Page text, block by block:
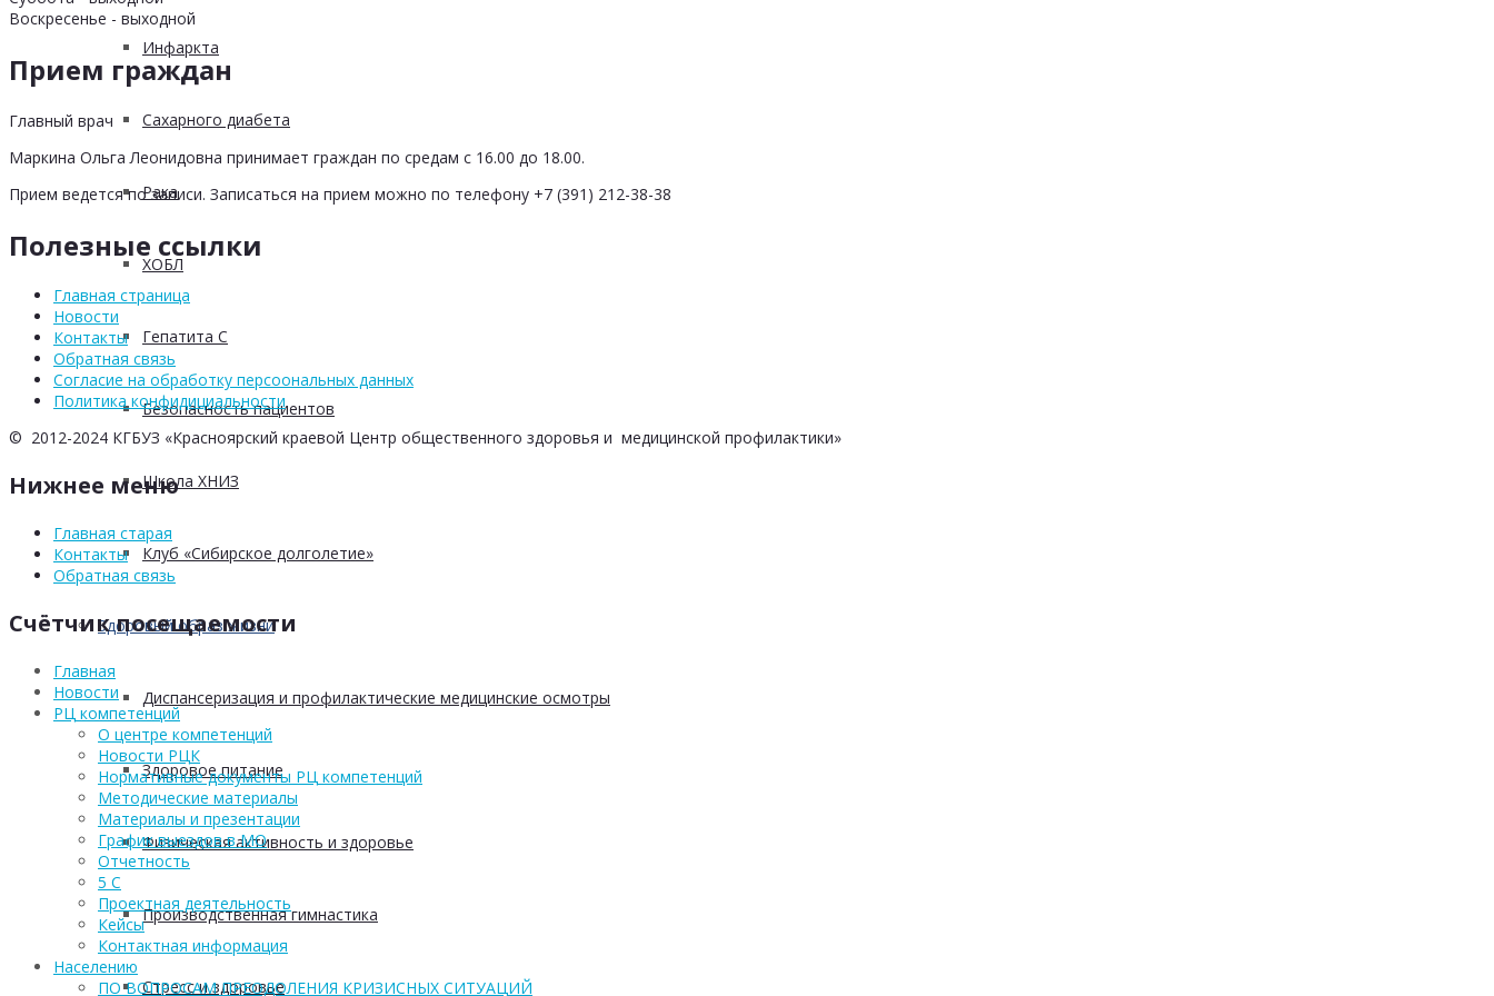
Инфаркта
Сахарного диабета
Рака
ХОБЛ
Гепатита С
Безопасность пациентов
Школа ХНИЗ
Клуб «Сибирское долголетие»
Здоровый образ жизни
Диспансеризация и профилактические медицинские осмотры
Здоровое питание
Физическая активность и здоровье
Производственная гимнастика
Стресс и здоровье
Воскресенье - выходной
Прием граждан
Главный врач
Маркина Ольга Леонидовна принимает граждан по средам с 16.00 до 18.00.
Прием ведется по записи. Записаться на прием можно по телефону +7 (391) 212-38-38
Полезные ссылки
Главная страница
Новости
Контакты
Обратная связь
Согласие на обработку персоональных данных
Политика конфидициальности
© 2012-2024 КГБУЗ «Красноярский краевой Центр общественного здоровья и медицинской профилактики»
Нижнее меню
Главная старая
Контакты
Обратная связь
Счётчик посещаемости
Главная
Новости
РЦ компетенций
О центре компетенций
Новости РЦК
Нормативные документы РЦ компетенций
Методические материалы
Материалы и презентации
График выездов в МО
Отчетность
5 С
Проектная деятельность
Кейсы
Контактная информация
Населению
ПО ВОПРОСАМ ПРЕОДОЛЕНИЯ КРИЗИСНЫХ СИТУАЦИЙ